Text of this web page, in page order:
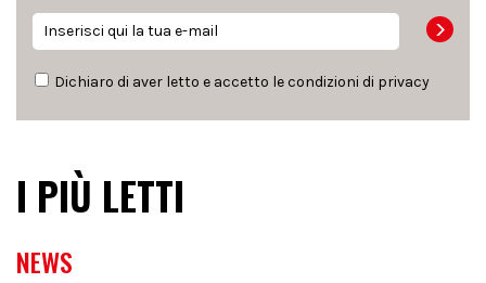
Dichiaro di aver letto e accetto le condizioni di privacy
I PIÙ LETTI
NEWS